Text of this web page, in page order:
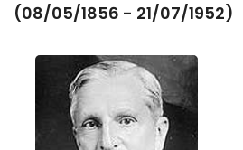
(08/05/1856 - 21/07/1952)